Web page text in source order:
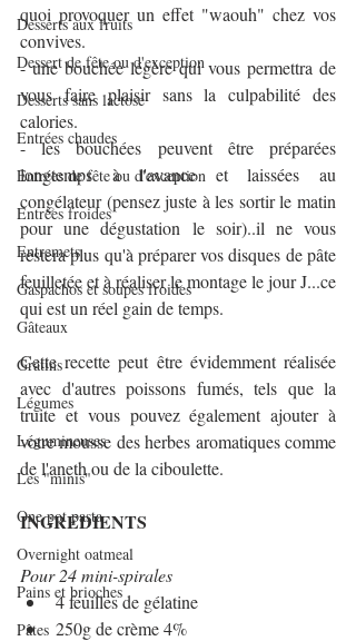
Desserts aux fruits
Dessert de fête ou d'exception
Desserts sans lactose
Entrées chaudes
Entrées de fête ou d'exception
Entrées froides
Entremets
Gaspachos et soupes froides
Gâteaux
Gratins
Légumes
Légumineuses
Les "minis"
One pot pasta
Overnight oatmeal
Pains et brioches
Pâtes
quoi provoquer un effet "waouh" chez vos
convives.
- une bouchée légère qui vous permettra de
vous faire plaisir sans la culpabilité des
calories.
- les bouchées peuvent être préparées
longtemps à l'avance et laissées au
congélateur (pensez juste à les sortir le matin
pour une dégustation le soir)..il ne vous
restera plus qu'à préparer vos disques de pâte
feuilletée et à réaliser le montage le jour J...ce
qui est un réel gain de temps.
Cette recette peut être évidemment réalisée
avec d'autres poissons fumés, tels que la
truite et vous pouvez également ajouter à
votre mousse des herbes aromatiques comme
de l'aneth ou de la ciboulette.
INGREDIENTS
Pour 24 mini-spirales
4 feuilles de gélatine
250g de crème 4%